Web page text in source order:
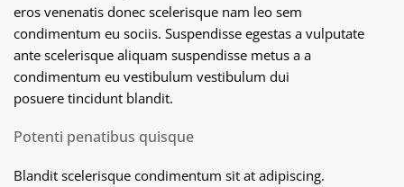
eros venenatis donec scelerisque nam leo sem
condimentum eu sociis. Suspendisse egestas a vulputate
ante scelerisque aliquam suspendisse metus a a
condimentum eu vestibulum vestibulum dui
posuere tincidunt blandit.
Potenti penatibus quisque
Blandit scelerisque condimentum sit at adipiscing.